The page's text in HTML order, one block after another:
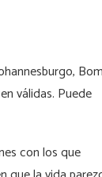
válidas. Puede
con los que